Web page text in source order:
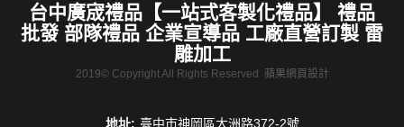
台中廣宬禮品【一站式客製化禮品】 禮品
批發 部隊禮品 企業宣導品 工廠直營訂製 雷
雕加工
2019© Copyright All Rights Reserved 蘋果網頁設計
地址: 臺中市神岡區大洲路372-2號